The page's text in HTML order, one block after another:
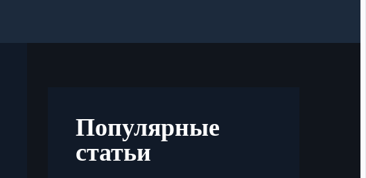
Популярные
статьи